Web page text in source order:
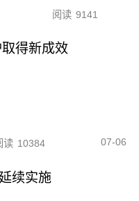
阅读 9141
得新成效
读 10384 07-06
续实施